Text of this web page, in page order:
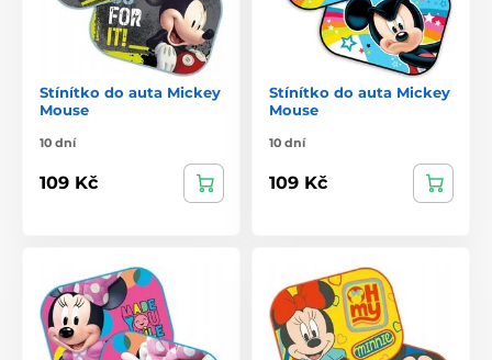
Stínítko do auta Mickey
Mouse
10 dní
109 Kč
Stínítko do auta Mickey
Mouse
10 dní
109 Kč